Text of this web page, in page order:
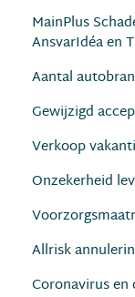
MainPlus
AnsvarIdéa en
Aantal
Gewijzigd
Verkoop
Onzekerheid
Allrisk
Coronavirus en